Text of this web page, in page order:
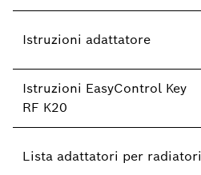
Istruzioni adattatore
Istruzioni EasyControl Key
RF K20
Lista adattatori per radiatori